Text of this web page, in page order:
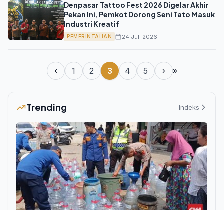
Denpasar Tattoo Fest 2026 Digelar Akhir
Pekan Ini, Pemkot Dorong Seni Tato Masuk
Industri Kreatif
PEMERINTAHAN 24 Juli 2026
‹ 1 2 3 4 5 › »
Trending Indeks